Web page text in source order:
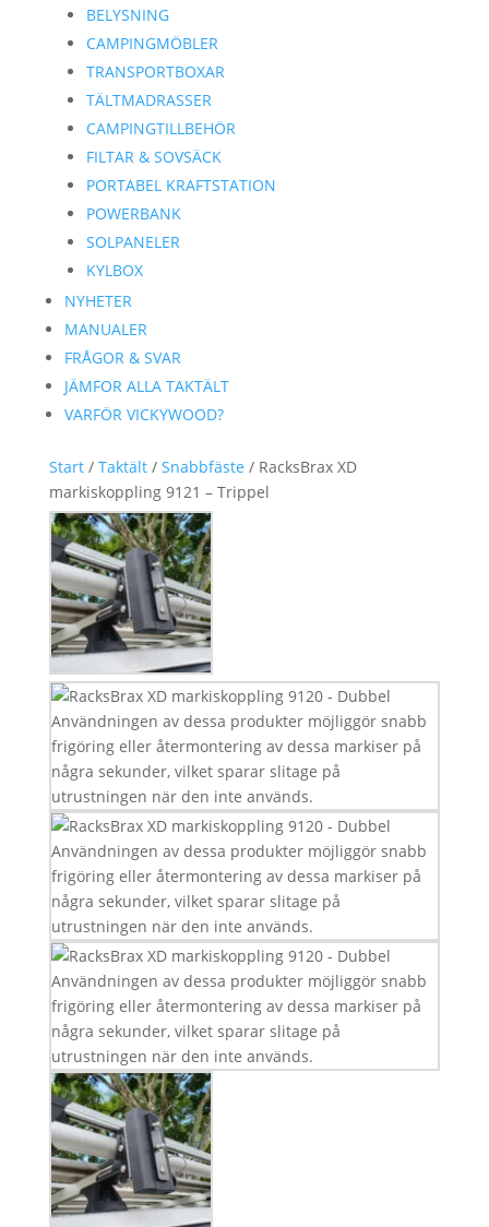
BELYSNING
CAMPINGMÖBLER
TRANSPORTBOXAR
TÄLTMADRASSER
CAMPINGTILLBEHÖR
FILTAR & SOVSÄCK
PORTABEL KRAFTSTATION
POWERBANK
SOLPANELER
KYLBOX
NYHETER
MANUALER
FRÅGOR & SVAR
JÄMFOR ALLA TAKTÄLT
VARFÖR VICKYWOOD?
Start/ Taktält/ Snabbfäste / RacksBrax XD
markiskoppling 9121 – Trippel